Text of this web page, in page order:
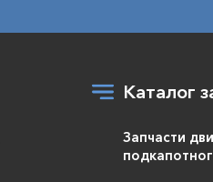
Каталог
Запчасти